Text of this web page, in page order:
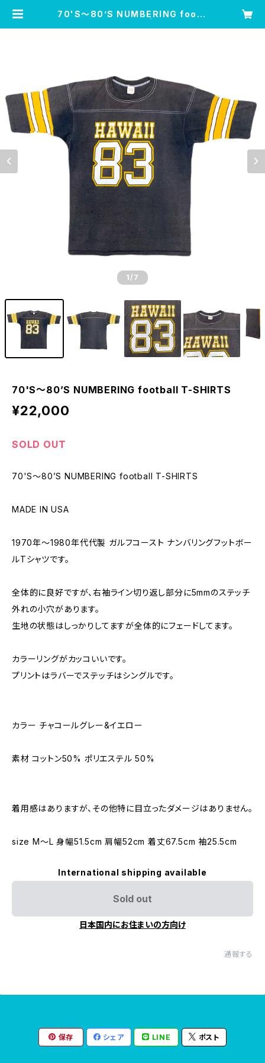
70'S〜80’S NUMBERING footb
1 /7
70'S〜80’S NUMBERING football T-SHIRTS
¥22,000
SOLD OUT
70'S〜80’S NUMBERING football T-SHIRTS
MADE IN USA
1970年〜1980年代代製 ガルフコースト ナンバリングフットボー
ルTシャツです。
全体的に良好ですが、右袖ライン切り返し部分に5mmのステッチ
外れの小穴があります。
生地の状態はしっかりしてますが全体的にフェードしてます。
カラーリングがカッコいいです。
プリントはラバーでステッチはシングルです。
カラー チャコールグレー&イエロー
素材 コットン50% ポリエステル 50%
着用感はありますが、その他特に目立ったダメージはありません。
size M〜L 身幅51.5cm 肩幅52cm 着丈67.5cm 袖25.5cm
International shipping available
Sold out
日本国内にお住まいの方向け
通報する
保存 シェア LINE ポスト